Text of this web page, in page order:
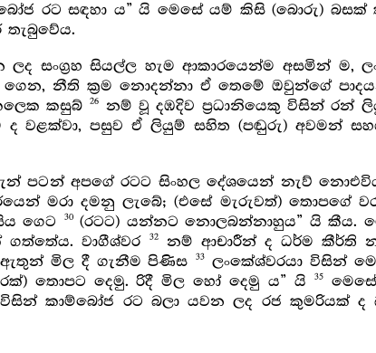
රට සඳහා ය” යි මෙසේ යම් කිසි (බොරු) බසක්
සංග්‍රහ සියල්ල හැම ආකාරයෙන්ම අසමින් ම,
නීති ක්‍රම නොදන්නා ඒ තෙමේ ඔවුන්ගේ
කසුබ්
26
නම් වූ දඹදිව ප්‍රධානියෙකු විසින් රන්
වළක්වා, පසුව ඒ ලියුම් සහිත (පඬුරු) අවමන්
පටන් අපගේ රටට සිංහල දේශයෙන් නැව්
මරා දමනු ලැබේ; (එසේ මැරුවත්) තොපගේ
ගෙට
30(රටට) යන්නට නොලබන්නාහුය” යි කීය.
වාගීශ්වර 32
නම් ආචාරීන් ද ධර්ම කීර්ති
ඇතුන් මිල දී ගැනීම පිණිස
33
ලංකේශ්වරයා විසින්
තොපට දෙමු. රිදී මිල හෝ දෙමු ය” යි 35
කාම්බෝජ රට බලා යවන ලද රජ කුමරියක් ද